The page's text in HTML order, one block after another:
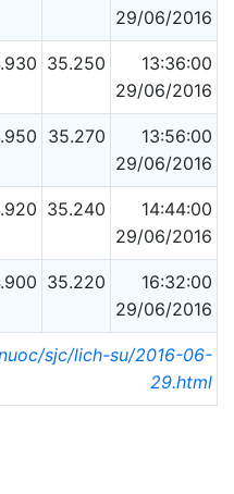
29/06/2016
35.250
13:36:00
29/06/2016
35.270
13:56:00
29/06/2016
35.240
14:44:00
29/06/2016
35.220
16:32:00
29/06/2016
sjc/lich-su/2016-06-
29.html